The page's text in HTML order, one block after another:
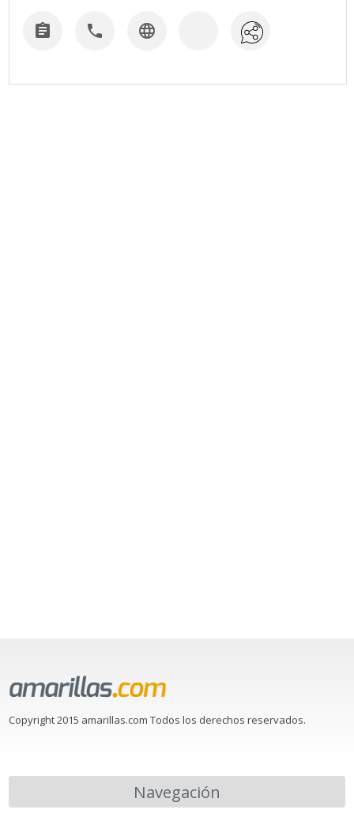
  
Copyright 2015 amarillas.com Todos los derechos reservados.
Navegación